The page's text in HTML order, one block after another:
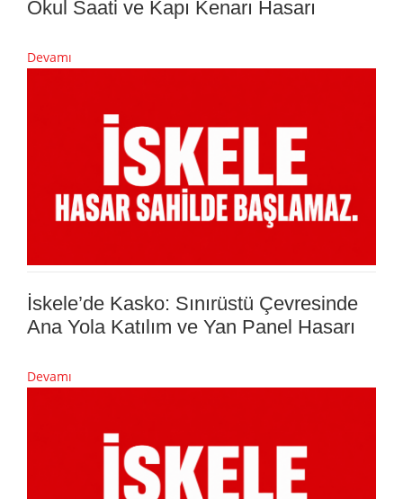
Okul Saati ve Kapı Kenarı Hasarı
Devamı
İskele’de Kasko: Sınırüstü Çevresinde
Ana Yola Katılım ve Yan Panel Hasarı
Devamı